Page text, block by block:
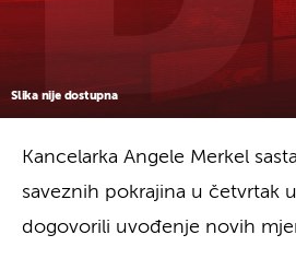
Slika nije dostupna
Kancelarka Angele Merkel
saveznih pokrajina u četvrtak
dogovorili uvođenje novih